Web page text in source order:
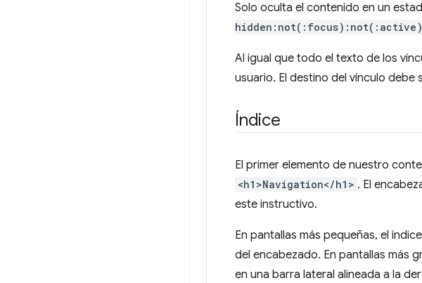
Solo oculta el contenido en un
hidden:not(:focus):not(:active)
Al igual que todo el texto de los
usuario. El destino del vínculo
Índice
El primer elemento de nuestro
<h1>Navigation</h1> . El
este instructivo.
En pantallas más pequeñas, el
del encabezado. En pantallas más
en una barra lateral alineada a la